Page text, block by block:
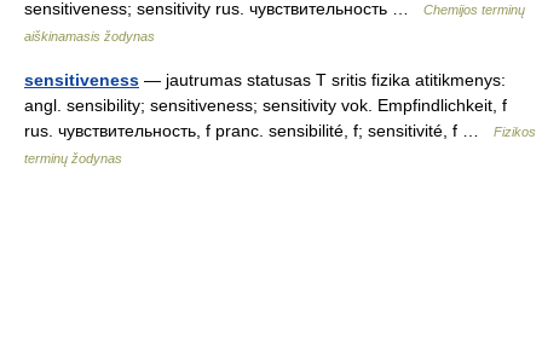
sensitiveness; sensitivity rus. чувствительность …
Chemijos terminų
aiškinamasis žodynas
sensitiveness — jautrumas statusas T sritis fizika atitikmenys:
angl. sensibility; sensitiveness; sensitivity vok. Empfindlichkeit, f
rus. чувствительность, f pranc. sensibilité, f; sensitivité, f …
Fizikos
terminų žodynas